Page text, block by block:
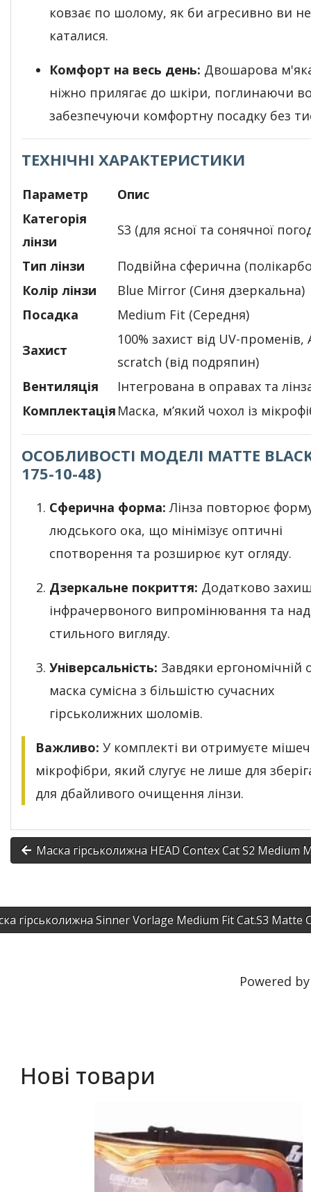
ковзає по шолому, як би агресивно ви не
каталися.
Комфорт на весь день: Двошарова
ніжно прилягає до шкіри, поглинаючи
забезпечуючи комфортну посадку без
ТЕХНІЧНІ ХАРАКТЕРИСТИКИ
Параметр
Опис
Категорія
лінзи
S3 (для ясної та сонячної
Тип лінзи
Подвійна сферична
Колір лінзи
Blue Mirror (Синя дзеркальна)
Посадка
Medium Fit (Середня)
Захист
100% захист від UV-променів,
scratch (від подряпин)
Вентиляція
Інтегрована в оправах та
Комплектація Маска, м’який чохол із
ОСОБЛИВОСТІ МОДЕЛІ MATTE
175-10-48)
Сферична форма: Лінза повторює
людського ока, що мінімізує оптичні
спотворення та розширює кут огляду.
Дзеркальне покриття: Додатково
інфрачервоного випромінювання та
стильного вигляду.
Універсальність: Завдяки ергономічній
маска сумісна з більшістю сучасних
гірськолижних шоломів.
Важливо: У комплекті ви отримуєте
мікрофібри, який слугує не лише для
для дбайливого очищення лінзи.
Маска гірськолижна HEAD Contex Cat S2 Medium
гірськолижна Sinner Vorlage Medium Fit Cat.S3 Matte
Powered
Нові товари